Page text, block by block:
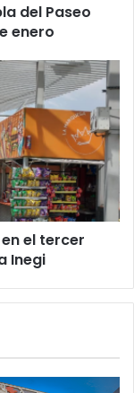
del Paseo
enero
el tercer
Inegi